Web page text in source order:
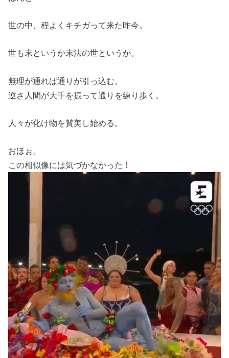
世の中、程よくキチガって来た昨今。
世も末というか末法の世というか。
無理が通れば通りが引っ込む。
逆さ人間が大手を振って通りを練り歩く。
人々が化け物を賛美し始める。
おほぉ。
この相似像には気づかなかった！